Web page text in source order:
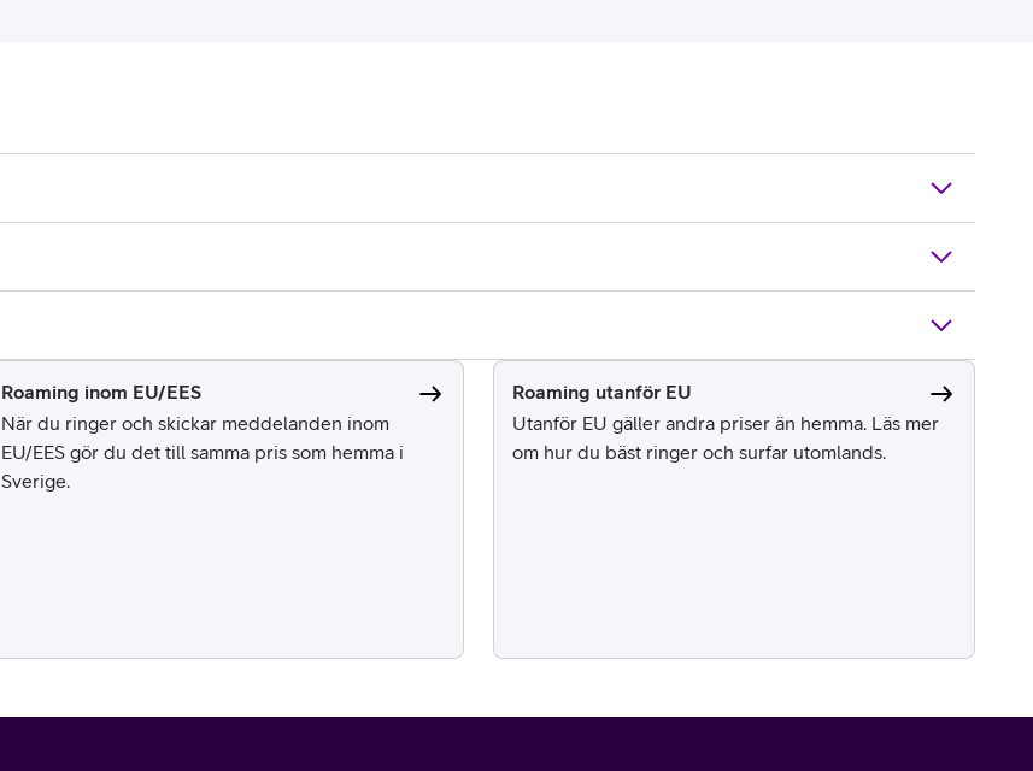
Roaming inom EU/EES
När du ringer och skickar meddelanden inom
EU/EES gör du det till samma pris som hemma i
Sverige.
Roaming utanför EU
Utanför EU gäller andra priser än hemma. Läs mer
om hur du bäst ringer och surfar utomlands.